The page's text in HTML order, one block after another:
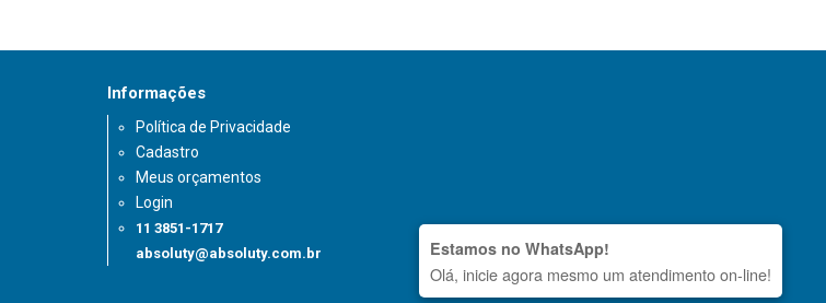
Informações
Política de Privacidade
Cadastro
Meus orçamentos
Login
11 3851-1717
absoluty@absoluty.com.br
Estamos no WhatsApp!
Olá, inicie agora mesmo um atendimento on-line!